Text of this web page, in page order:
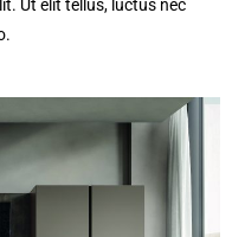
Ut elit tellus, luctus nec